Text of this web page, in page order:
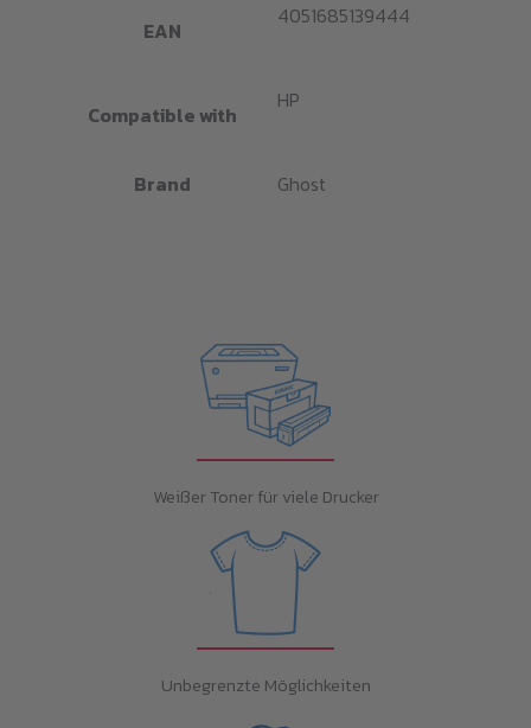
EAN
4051685139444
Compatible with
HP
Brand Ghost
Weißer Toner für viele Drucker
Unbegrenzte Möglichkeiten